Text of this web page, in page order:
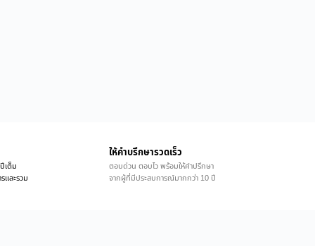
เต็ม
และรวม
ให้คำบรึกษารวดเร็ว
ตอบด่วน ตอบไว พร้อมให้คำปรึกษา
จากผู้ที่มีประสบการณ์มากกว่า 10 ปี